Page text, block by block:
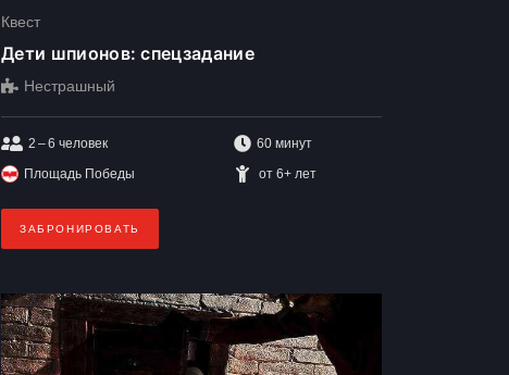
Квест
Дети шпионов: спецзадание
Нестрашный
2 – 6 человек
60 минут
Площадь Победы
от 6+ лет
ЗАБРОНИРОВАТЬ